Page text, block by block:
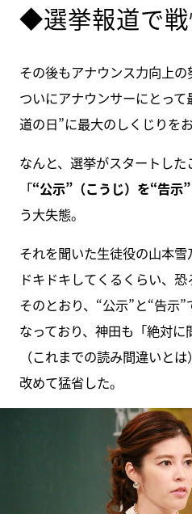
◆選挙報道で戦
その後もアナウンス力向上の
ついにアナウンサーにとっ
道の日”に最大のしくじりを
なんと、選挙がスタートした
「“公示”（こうじ）を“告示
う大失態。
それを聞いた生徒役の山本
ドキドキしてくるくらい、恐
そのとおり、“公示”と“告示
なっており、神田も「絶対に
（これまでの読み間違いと
改めて猛省した。